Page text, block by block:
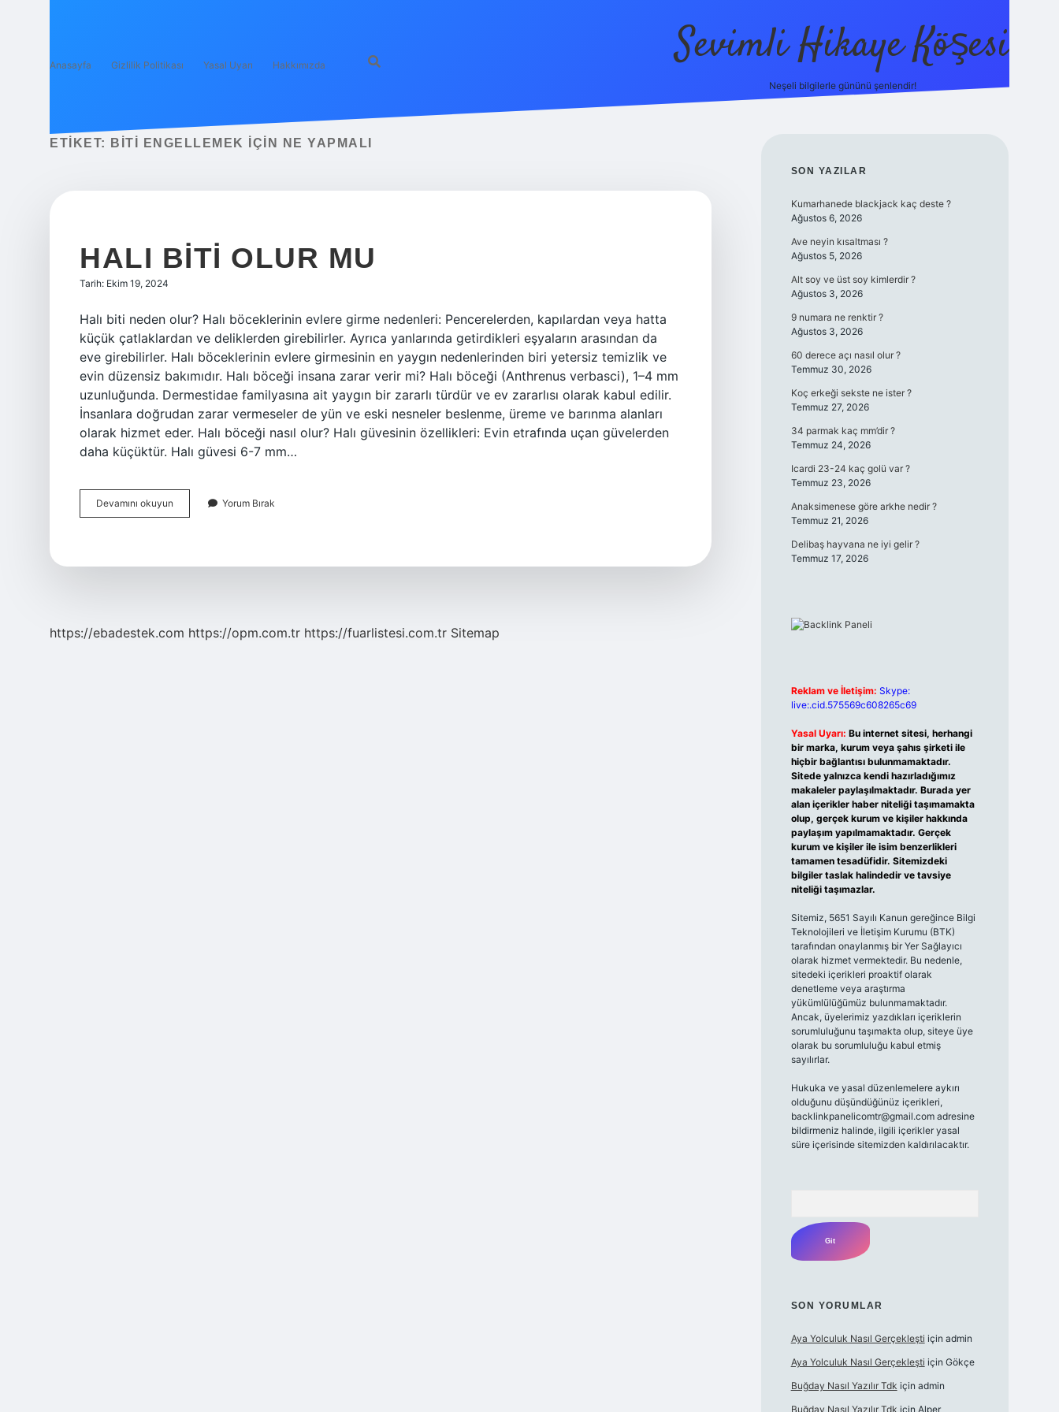
Anasayfa Gizlilik Politikası Yasal Uyarı Hakkımızda Sevimli Hikaye Köşesi
Neşeli bilgilerle gününü şenlendir!
ETIKET: BITI ENGELLEMEK IÇIN NE YAPMALI
HALI BITI OLUR MU
Tarih: Ekim 19, 2024
Halı biti neden olur? Halı böceklerinin evlere girme nedenleri: Pencerelerden, kapılardan veya hatta
küçük çatlaklardan ve deliklerden girebilirler. Ayrıca yanlarında getirdikleri eşyaların arasından da
eve girebilirler. Halı böceklerinin evlere girmesinin en yaygın nedenlerinden biri yetersiz temizlik ve
evin düzensiz bakımıdır. Halı böceği insana zarar verir mi? Halı böceği (Anthrenus verbasci), 1–4 mm
uzunluğunda. Dermestidae familyasına ait yaygın bir zararlı türdür ve ev zararlısı olarak kabul edilir.
İnsanlara doğrudan zarar vermeseler de yün ve eski nesneler beslenme, üreme ve barınma alanları
olarak hizmet eder. Halı böceği nasıl olur? Halı güvesinin özellikleri: Evin etrafında uçan güvelerden
daha küçüktür. Halı güvesi 6-7 mm…
Devamını okuyun
Biti
Yorum Bırak
https://ebadestek.com https://opm.com.tr https://fuarlistesi.com.tr Sitemap
SIDEBAR
SON YAZILAR
Kumarhanede blackjack kaç deste ?
Ağustos 6, 2026
Ave neyin kısaltması ?
Ağustos 5, 2026
Alt soy ve üst soy kimlerdir ?
Ağustos 3, 2026
9 numara ne renktir ?
Ağustos 3, 2026
60 derece açı nasıl olur ?
Temmuz 30, 2026
Koç erkeği sekste ne ister ?
Temmuz 27, 2026
34 parmak kaç mm’dir ?
Temmuz 24, 2026
Icardi 23-24 kaç golü var ?
Temmuz 23, 2026
Anaksimenese göre arkhe nedir ?
Temmuz 21, 2026
Delibaş hayvana ne iyi gelir ?
Temmuz 17, 2026
Reklam ve İletişim: Skype:
live:.cid.575569c608265c69
Yasal Uyarı: Bu internet sitesi, herhangi
bir marka, kurum veya şahıs şirketi ile
hiçbir bağlantısı bulunmamaktadır.
Sitede yalnızca kendi hazırladığımız
makaleler paylaşılmaktadır. Burada yer
alan içerikler haber niteliği taşımamakta
olup, gerçek kurum ve kişiler hakkında
paylaşım yapılmamaktadır. Gerçek
kurum ve kişiler ile isim benzerlikleri
tamamen tesadüfidir. Sitemizdeki
bilgiler taslak halindedir ve tavsiye
niteliği taşımazlar.
Sitemiz, 5651 Sayılı Kanun gereğince Bilgi
Teknolojileri ve İletişim Kurumu (BTK)
tarafından onaylanmış bir Yer Sağlayıcı
olarak hizmet vermektedir. Bu nedenle,
sitedeki içerikleri proaktif olarak
denetleme veya araştırma
yükümlülüğümüz bulunmamaktadır.
Ancak, üyelerimiz yazdıkları içeriklerin
sorumluluğunu taşımakta olup, siteye üye
olarak bu sorumluluğu kabul etmiş
sayılırlar.
Hukuka ve yasal düzenlemelere aykırı
olduğunu düşündüğünüz içerikleri,
backlinkpanelicomtr@gmail.com adresine
bildirmeniz halinde, ilgili içerikler yasal
süre içerisinde sitemizden kaldırılacaktır.
SON YORUMLAR
Aya Yolculuk Nasıl Gerçekleşti için admin
Aya Yolculuk Nasıl Gerçekleşti için Gökçe
Buğday Nasıl Yazılır Tdk için admin
Buğday Nasıl Yazılır Tdk için Alper